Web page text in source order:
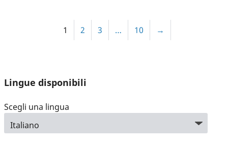
1 2 3 … 10 →
Lingue disponibili
Scegli una lingua